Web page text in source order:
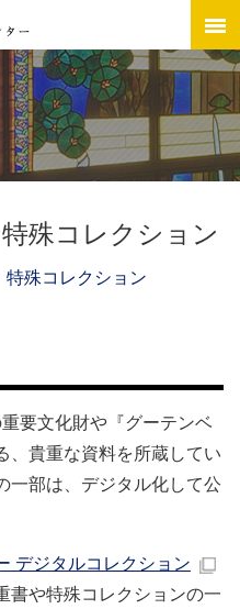
殊コレクション
特殊コレクション
要文化財や『グーテンベ
、貴重な資料を所蔵してい
一部は、デジタル化して公
デジタルコレクション
書や特殊コレクションの一